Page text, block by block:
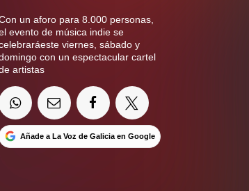
un aforo para 8.000 personas,
evento de música indie se
viernes, sábado y
con un espectacular cartel
artistas
Añade a La Voz de Galicia en Google